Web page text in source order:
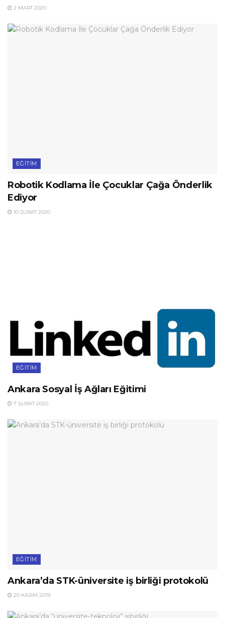
2 MART 2020
EĞITIM
Robotik Kodlama İle Çocuklar Çağa Önderlik
Ediyor
10 ŞUBAT 2020
EĞITIM
Ankara Sosyal İş Ağları Eğitimi
7 ŞUBAT 2020
EĞITIM
Ankara’da STK-üniversite iş birliği protokolü
20 KASIM 2019